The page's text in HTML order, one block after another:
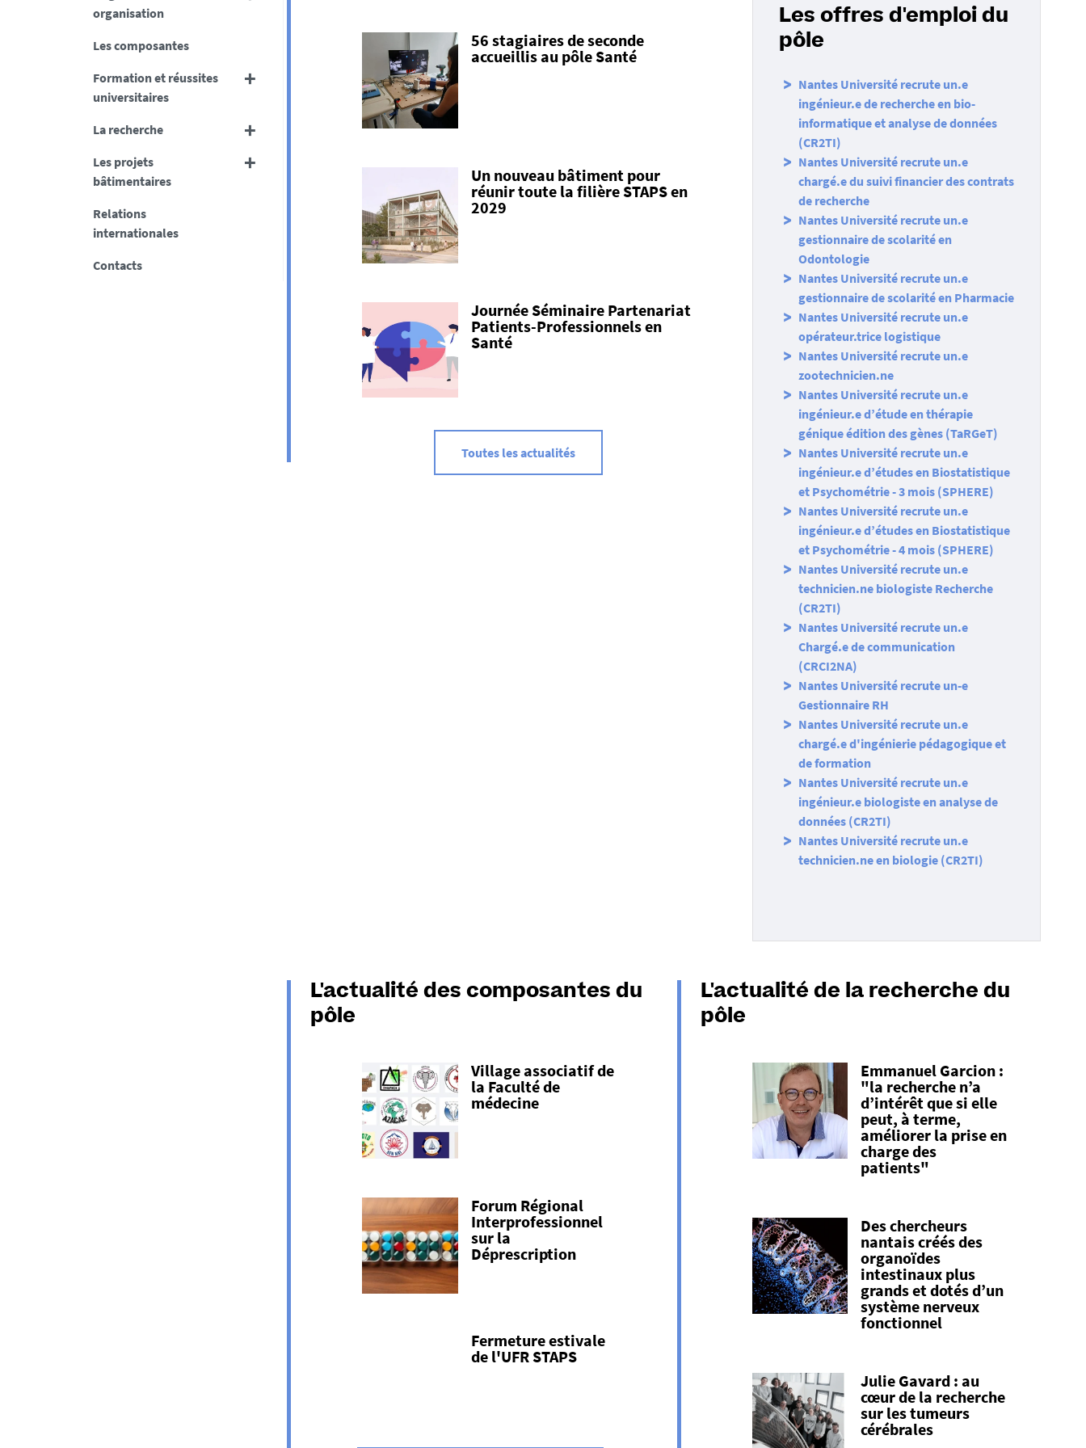
organisation
Les composantes
Formation et réussites
universitaires
La recherche
Les projets
bâtimentaires
Relations
internationales
Contacts
56 stagiaires de seconde
accueillis au pôle Santé
Un nouveau bâtiment pour
réunir toute la filière STAPS en
2029
Journée Séminaire Partenariat
Patients-Professionnels en
Santé
Toutes les actualités
Les offres d'emploi du
pôle
Nantes Université recrute un.e
ingénieur.e de recherche en bio-
informatique et analyse de données
(CR2TI)
Nantes Université recrute un.e
chargé.e du suivi financier des contrats
de recherche
Nantes Université recrute un.e
gestionnaire de scolarité en
Odontologie
Nantes Université recrute un.e
gestionnaire de scolarité en Pharmacie
Nantes Université recrute un.e
opérateur.trice logistique
Nantes Université recrute un.e
zootechnicien.ne
Nantes Université recrute un.e
ingénieur.e d’étude en thérapie
génique édition des gènes (TaRGeT)
Nantes Université recrute un.e
ingénieur.e d’études en Biostatistique
et Psychométrie - 3 mois (SPHERE)
Nantes Université recrute un.e
ingénieur.e d’études en Biostatistique
et Psychométrie - 4 mois (SPHERE)
Nantes Université recrute un.e
technicien.ne biologiste Recherche
(CR2TI)
Nantes Université recrute un.e
Chargé.e de communication
(CRCI2NA)
Nantes Université recrute un-e
Gestionnaire RH
Nantes Université recrute un.e
chargé.e d'ingénierie pédagogique et
de formation
Nantes Université recrute un.e
ingénieur.e biologiste en analyse de
données (CR2TI)
Nantes Université recrute un.e
technicien.ne en biologie (CR2TI)
L'actualité des composantes du
pôle
Village associatif de
la Faculté de
médecine
Forum Régional
Interprofessionnel
sur la
Déprescription
Fermeture estivale
de l'UFR STAPS
L'actualité de la recherche du
pôle
Emmanuel Garcion :
"la recherche n’a
d’intérêt que si elle
peut, à terme,
améliorer la prise en
charge des
patients"
Des chercheurs
nantais créés des
organoïdes
intestinaux plus
grands et dotés d’un
système nerveux
fonctionnel
Julie Gavard : au
cœur de la recherche
sur les tumeurs
cérébrales